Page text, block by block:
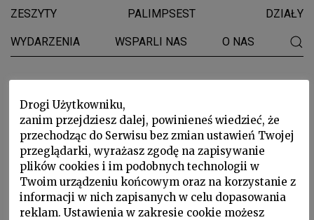
ZESZYTY PALIMPSEST DZIAŁY
WYDARZENIA WSPARLI NAS O NAS
Edward Hartwig
Drogi Użytkowniku,
zanim przejdziesz dalej, powinieneś wiedzieć, że
przechodząc do Serwisu bez zmian ustawień Twojej
przeglądarki, wyrażasz zgodę na zapisywanie
plików cookies i im podobnych technologii w
Twoim urządzeniu końcowym oraz na korzystanie z
informacji w nich zapisanych w celu dopasowania
reklam. Ustawienia w zakresie cookie możesz